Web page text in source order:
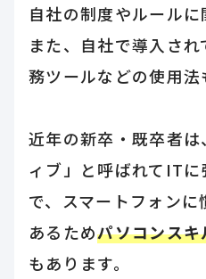
自社の制度やルールに
また、自社で導入さ
務ツールなどの使用法
近年の新卒・既卒者
ィブ」と呼ばれてIT
で、スマートフォン
あるためパソコンス
もあります。